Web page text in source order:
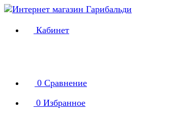
Кабинет
0 Сравнение
0 Избранное